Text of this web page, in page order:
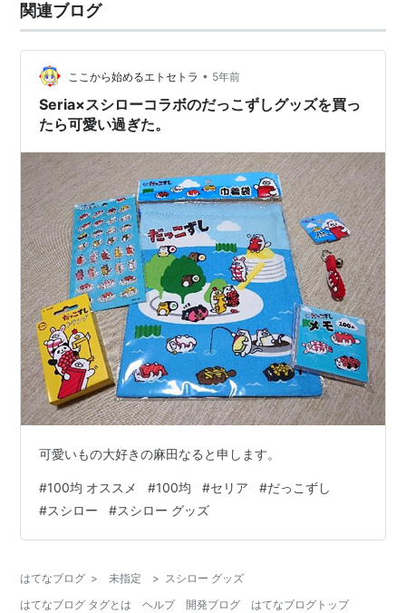
関連ブログ
ここから始めるエトセトラ • 5年前
Seria×スシローコラボのだっこずしグッズを買っ
たら可愛い過ぎた。
可愛いもの大好きの麻田なると申します。
#100均 オススメ #100均 #セリア #だっこずし
#スシロー #スシロー グッズ
はてなブログ > 未指定 > スシロー グッズ
はてなブログ タグとは
ヘルプ 開発ブログ はてなブログトップ